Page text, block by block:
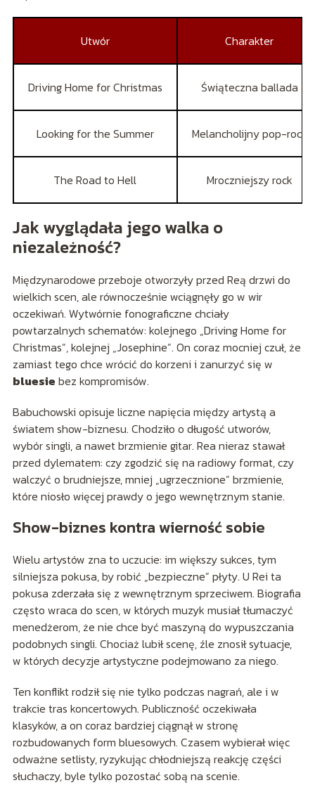
Utwór Charakter
Driving Home for Christmas Świąteczna ballada
Looking for the Summer Melancholijny pop-rock
The Road to Hell Mroczniejszy rock
Jak wyglądała jego walka o
niezależność?
Międzynarodowe przeboje otworzyły przed Reą drzwi do
wielkich scen, ale równocześnie wciągnęły go w wir
oczekiwań. Wytwórnie fonograficzne chciały
powtarzalnych schematów: kolejnego „Driving Home for
Christmas”, kolejnej „Josephine”. On coraz mocniej czuł, że
zamiast tego chce wrócić do korzeni i zanurzyć się w
bluesie bez kompromisów.
Babuchowski opisuje liczne napięcia między artystą a
światem show-biznesu. Chodziło o długość utworów,
wybór singli, a nawet brzmienie gitar. Rea nieraz stawał
przed dylematem: czy zgodzić się na radiowy format, czy
walczyć o brudniejsze, mniej „ugrzecznione” brzmienie,
które niosło więcej prawdy o jego wewnętrznym stanie.
Show-biznes kontra wierność sobie
Wielu artystów zna to uczucie: im większy sukces, tym
silniejsza pokusa, by robić „bezpieczne” płyty. U Rei ta
pokusa zderzała się z wewnętrznym sprzeciwem. Biografia
często wraca do scen, w których muzyk musiał tłumaczyć
menedżerom, że nie chce być maszyną do wypuszczania
podobnych singli. Chociaż lubił scenę, źle znosił sytuacje,
w których decyzje artystyczne podejmowano za niego.
Ten konflikt rodził się nie tylko podczas nagrań, ale i w
trakcie tras koncertowych. Publiczność oczekiwała
klasyków, a on coraz bardziej ciągnął w stronę
rozbudowanych form bluesowych. Czasem wybierał więc
odważne setlisty, ryzykując chłodniejszą reakcję części
słuchaczy, byle tylko pozostać sobą na scenie.